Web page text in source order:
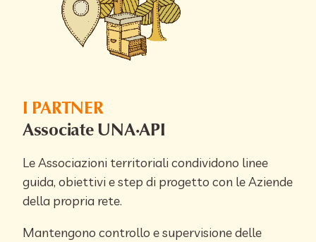
I PARTNER
Associate UNA·API
Le Associazioni territoriali condividono linee
guida, obiettivi e step di progetto con le Aziende
della propria rete.
Mantengono controllo e supervisione delle